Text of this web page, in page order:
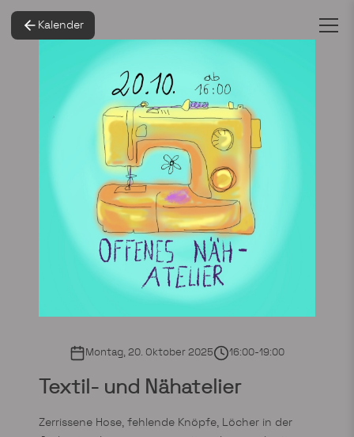
Kalender
Montag, 20. Oktober 2025 16:00-19:00
Textil- und Nähatelier
Zerrissene Hose, fehlende Knöpfe, Löcher in der